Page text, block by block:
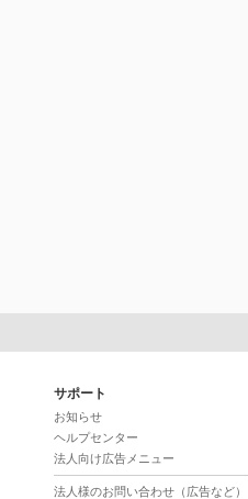
サポート
お知らせ
ヘルプセンター
法人向け広告メニュー
法人様のお問い合わせ（広告など）